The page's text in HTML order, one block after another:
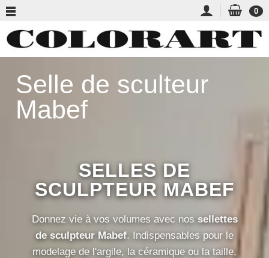
0
Selle de sculteur
Mabef
SELLES DE
SCULPTEUR MABEF
Donnez vie à vos volumes avec nos sellettes
de sculpteur Mabef. Indispensables pour le
modelage de l'argile, la céramique ou la taille,